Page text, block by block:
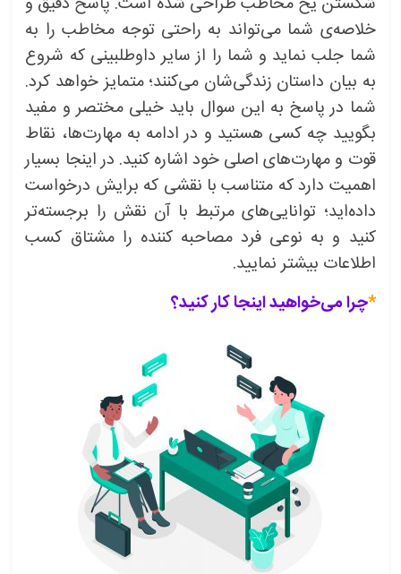
خلاصه‌ی شما می‌تواند به راحتی توجه مخاطب را به
شما جلب نماید و شما را از سایر داوطلبینی که شروع
به بیان داستان زندگی‌شان می‌کنند؛ متمایز خواهد کرد.
شما در پاسخ به این سوال باید خیلی مختصر و مفید
بگویید چه کسی هستید و در ادامه به مهارت‌ها، نقاط
قوت و مهارت‌های اصلی خود اشاره کنید. در اینجا بسیار
اهمیت دارد که متناسب با نقشی که برایش درخواست
داده‌اید؛ توانایی‌های مرتبط با آن نقش را برجسته‌تر
کنید و به نوعی فرد مصاحبه کننده را مشتاق کسب
اطلاعات بیشتر نمایید.
*چرا می‌خواهید اینجا کار کنید؟